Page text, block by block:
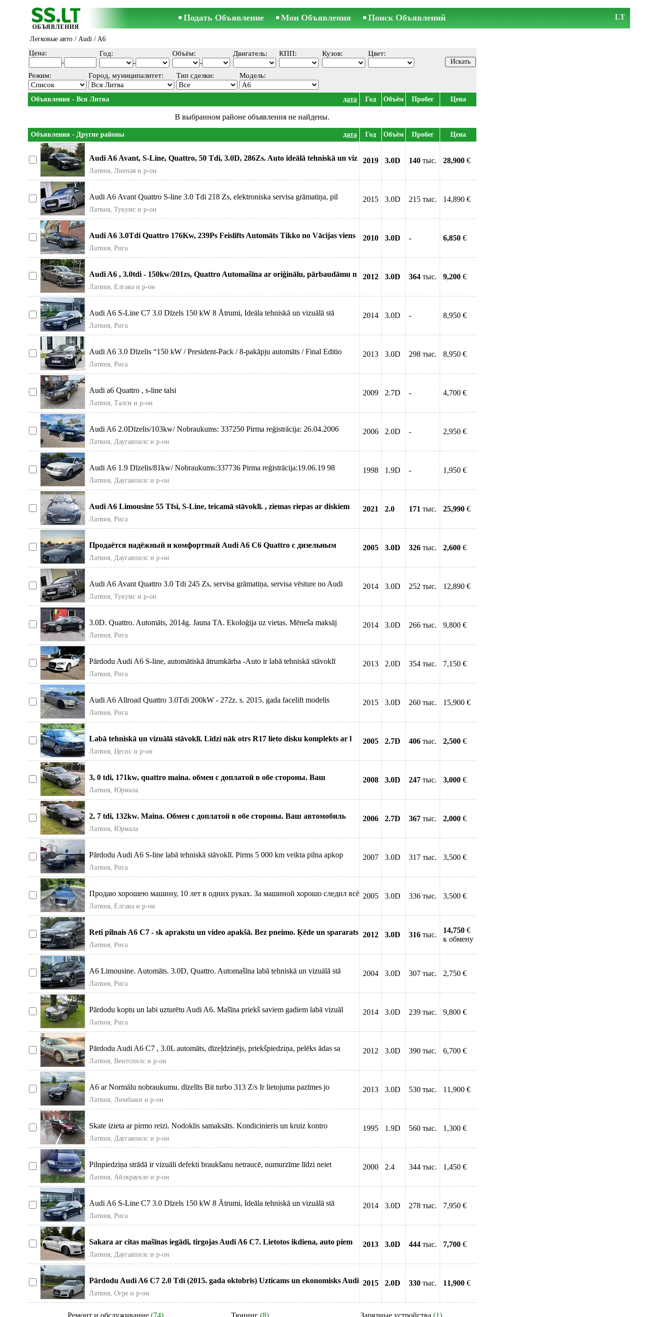
ОБЪЯВЛЕНИЯ
Подать Объявление Мои Объявления Поиск Объявлений LT
Легковые авто / Audi / A6
Цена:
-
Год:
-
Объём:
-
Двигатель: КПП: Кузов: Цвет:
Режим: Город, муниципалитет: Тип сделки: Модель:
Объявления - Вся Литва дата Год Объём Пробег Цена
В выбранном районе объявления не найдены.
Объявления - Другие районы дата Год Объём Пробег Цена
Audi A6 Avant, S-Line, Quattro, 50 Tdi, 3.0D, 286Zs. Auto ideālā tehniskā un viz
Латвия, Лиепая и р-он
2019 3.0D 140 тыс. 28,900 €
Audi A6 Avant Quattro S-line 3.0 Tdi 218 Zs, elektroniska servisa grāmatiņa, pil
Латвия, Тукумс и р-он
2015 3.0D 215 тыс. 14,890 €
Audi A6 3.0Tdi Quattro 176Kw, 239Ps Feislifts Automāts Tikko no Vācijas viens
sa
Латвия, Рига
2010 3.0D - 6,850 €
Audi A6 , 3.0tdi - 150kw/201zs, Quattro Automašīna ar oriģinālu, pārbaudāmu n
Латвия, Елгава и р-он
2012 3.0D 364 тыс. 9,200 €
Audi A6 S-Line C7 3.0 Dīzels 150 kW 8 Ātrumi, Ideāla tehniskā un vizuālā stā
Латвия, Рига
2014 3.0D - 8,950 €
Audi A6 3.0 Dīzelis “150 kW / President-Pack / 8-pakāpju automāts / Final Editio
Латвия, Рига
2013 3.0D 298 тыс. 8,950 €
Audi a6 Quattro , s-line talsi
Латвия, Талси и р-он
2009 2.7D - 4,700 €
Audi A6 2.0Dīzelis/103kw/ Nobraukums: 337250 Pirma reģistrācija: 26.04.2006
Латвия, Даугавпилс и р-он
2006 2.0D - 2,950 €
Audi A6 1.9 Dīzelis/81kw/ Nobraukums:337736 Pirma reģistrācija:19.06.19 98
Латвия, Даугавпилс и р-он
1998 1.9D - 1,950 €
Audi A6 Limousine 55 Tfsi, S-Line, teicamā stāvoklī. , ziemas riepas ar diskiem
Латвия, Рига
2021 2.0 171 тыс. 25,990 €
Продаётся надёжный и комфортный Audi A6 C6 Quattro с дизельным
двигателем 3.0 Td
Латвия, Даугавпилс и р-он
2005 3.0D 326 тыс. 2,600 €
Audi A6 Avant Quattro 3.0 Tdi 245 Zs, servisa grāmatiņa, servisa vēsture no Audi
Латвия, Тукумс и р-он
2014 3.0D 252 тыс. 12,890 €
3.0D. Quattro. Automāts, 2014g. Jauna TA. Ekoloģija uz vietas. Mēneša maksāj
Латвия, Рига
2014 3.0D 266 тыс. 9,800 €
Pārdodu Audi A6 S-line, automātiskā ātrumkārba -Auto ir labā tehniskā stāvoklī
Латвия, Рига
2013 2.0D 354 тыс. 7,150 €
Audi A6 Allroad Quattro 3.0Tdi 200kW - 272z. s. 2015. gada facelift modelis
Латвия, Рига
2015 3.0D 260 тыс. 15,900 €
Labā tehniskā un vizuālā stāvoklī. Līdzi nāk otrs R17 lieto disku komplekts ar l
Латвия, Цесис и р-он
2005 2.7D 406 тыс. 2,500 €
3, 0 tdi, 171kw, quattro maina. обмен с доплатой в обе стороны. Ваш
автомобиль м
Латвия, Юрмала
2008 3.0D 247 тыс. 3,000 €
2, 7 tdi, 132kw. Maina. Обмен с доплатой в обе стороны. Ваш автомобиль
может быт
Латвия, Юрмала
2006 2.7D 367 тыс. 2,000 €
Pārdodu Audi A6 S-line labā tehniskā stāvoklī. Pirms 5 000 km veikta pilna apkop
Латвия, Рига
2007 3.0D 317 тыс. 3,500 €
Продаю хорошею машину, 10 лет в одних руках. За машиной хорошо следил всё
воврем
Латвия, Елгава и р-он
2005 3.0D 336 тыс. 3,500 €
Reti pilnais A6 C7 - sk aprakstu un video apakšā. Bez pneimo. Ķēde un spararats
Латвия, Рига
2012 3.0D 316 тыс.
14,750 €
к обмену
A6 Limousine. Automāts. 3.0D, Quattro. Automašīna labā tehniskā un vizuālā stā
Латвия, Рига
2004 3.0D 307 тыс. 2,750 €
Pārdodu koptu un labi uzturētu Audi A6. Mašīna priekš saviem gadiem labā vizuāl
Латвия, Рига
2014 3.0D 239 тыс. 9,800 €
Pārdodu Audi A6 C7 , 3.0L automāts, dīzeļdzinējs, priekšpiedziņa, pelēks ādas sa
Латвия, Вентспилс и р-он
2012 3.0D 390 тыс. 6,700 €
A6 ar Normālu nobraukumu. dīzelīts Bit turbo 313 Z/s Ir lietojuma pazīmes jo
Латвия, Лимбажи и р-он
2013 3.0D 530 тыс. 11,900 €
Skate izieta ar pirmo reizi. Nodoklis samaksāts. Kondicinieris un kruiz kontro
Латвия, Даугавпилс и р-он
1995 1.9D 560 тыс. 1,300 €
Pilnpiedziņa strādā ir vizuāli defekti braukšanu netraucē, numurzīme līdzi neiet
Латвия, Айзкраукле и р-он
2000 2.4 344 тыс. 1,450 €
Audi A6 S-Line C7 3.0 Dīzels 150 kW 8 Ātrumi, Ideāla tehniskā un vizuālā stā
Латвия, Рига
2014 3.0D 278 тыс. 7,950 €
Sakara ar citas mašīnas iegādi, tirgojas Audi A6 C7. Lietotos ikdiena, auto piem
Латвия, Даугавпилс и р-он
2013 3.0D 444 тыс. 7,700 €
Pārdodu Audi A6 C7 2.0 Tdi (2015. gada oktobris) Uzticams un ekonomisks Audi
A6
Латвия, Огре и р-он
2015 2.0D 330 тыс. 11,900 €
Ремонт и обслуживание (74) Тюнинг (8) Зарядные устройства (1)